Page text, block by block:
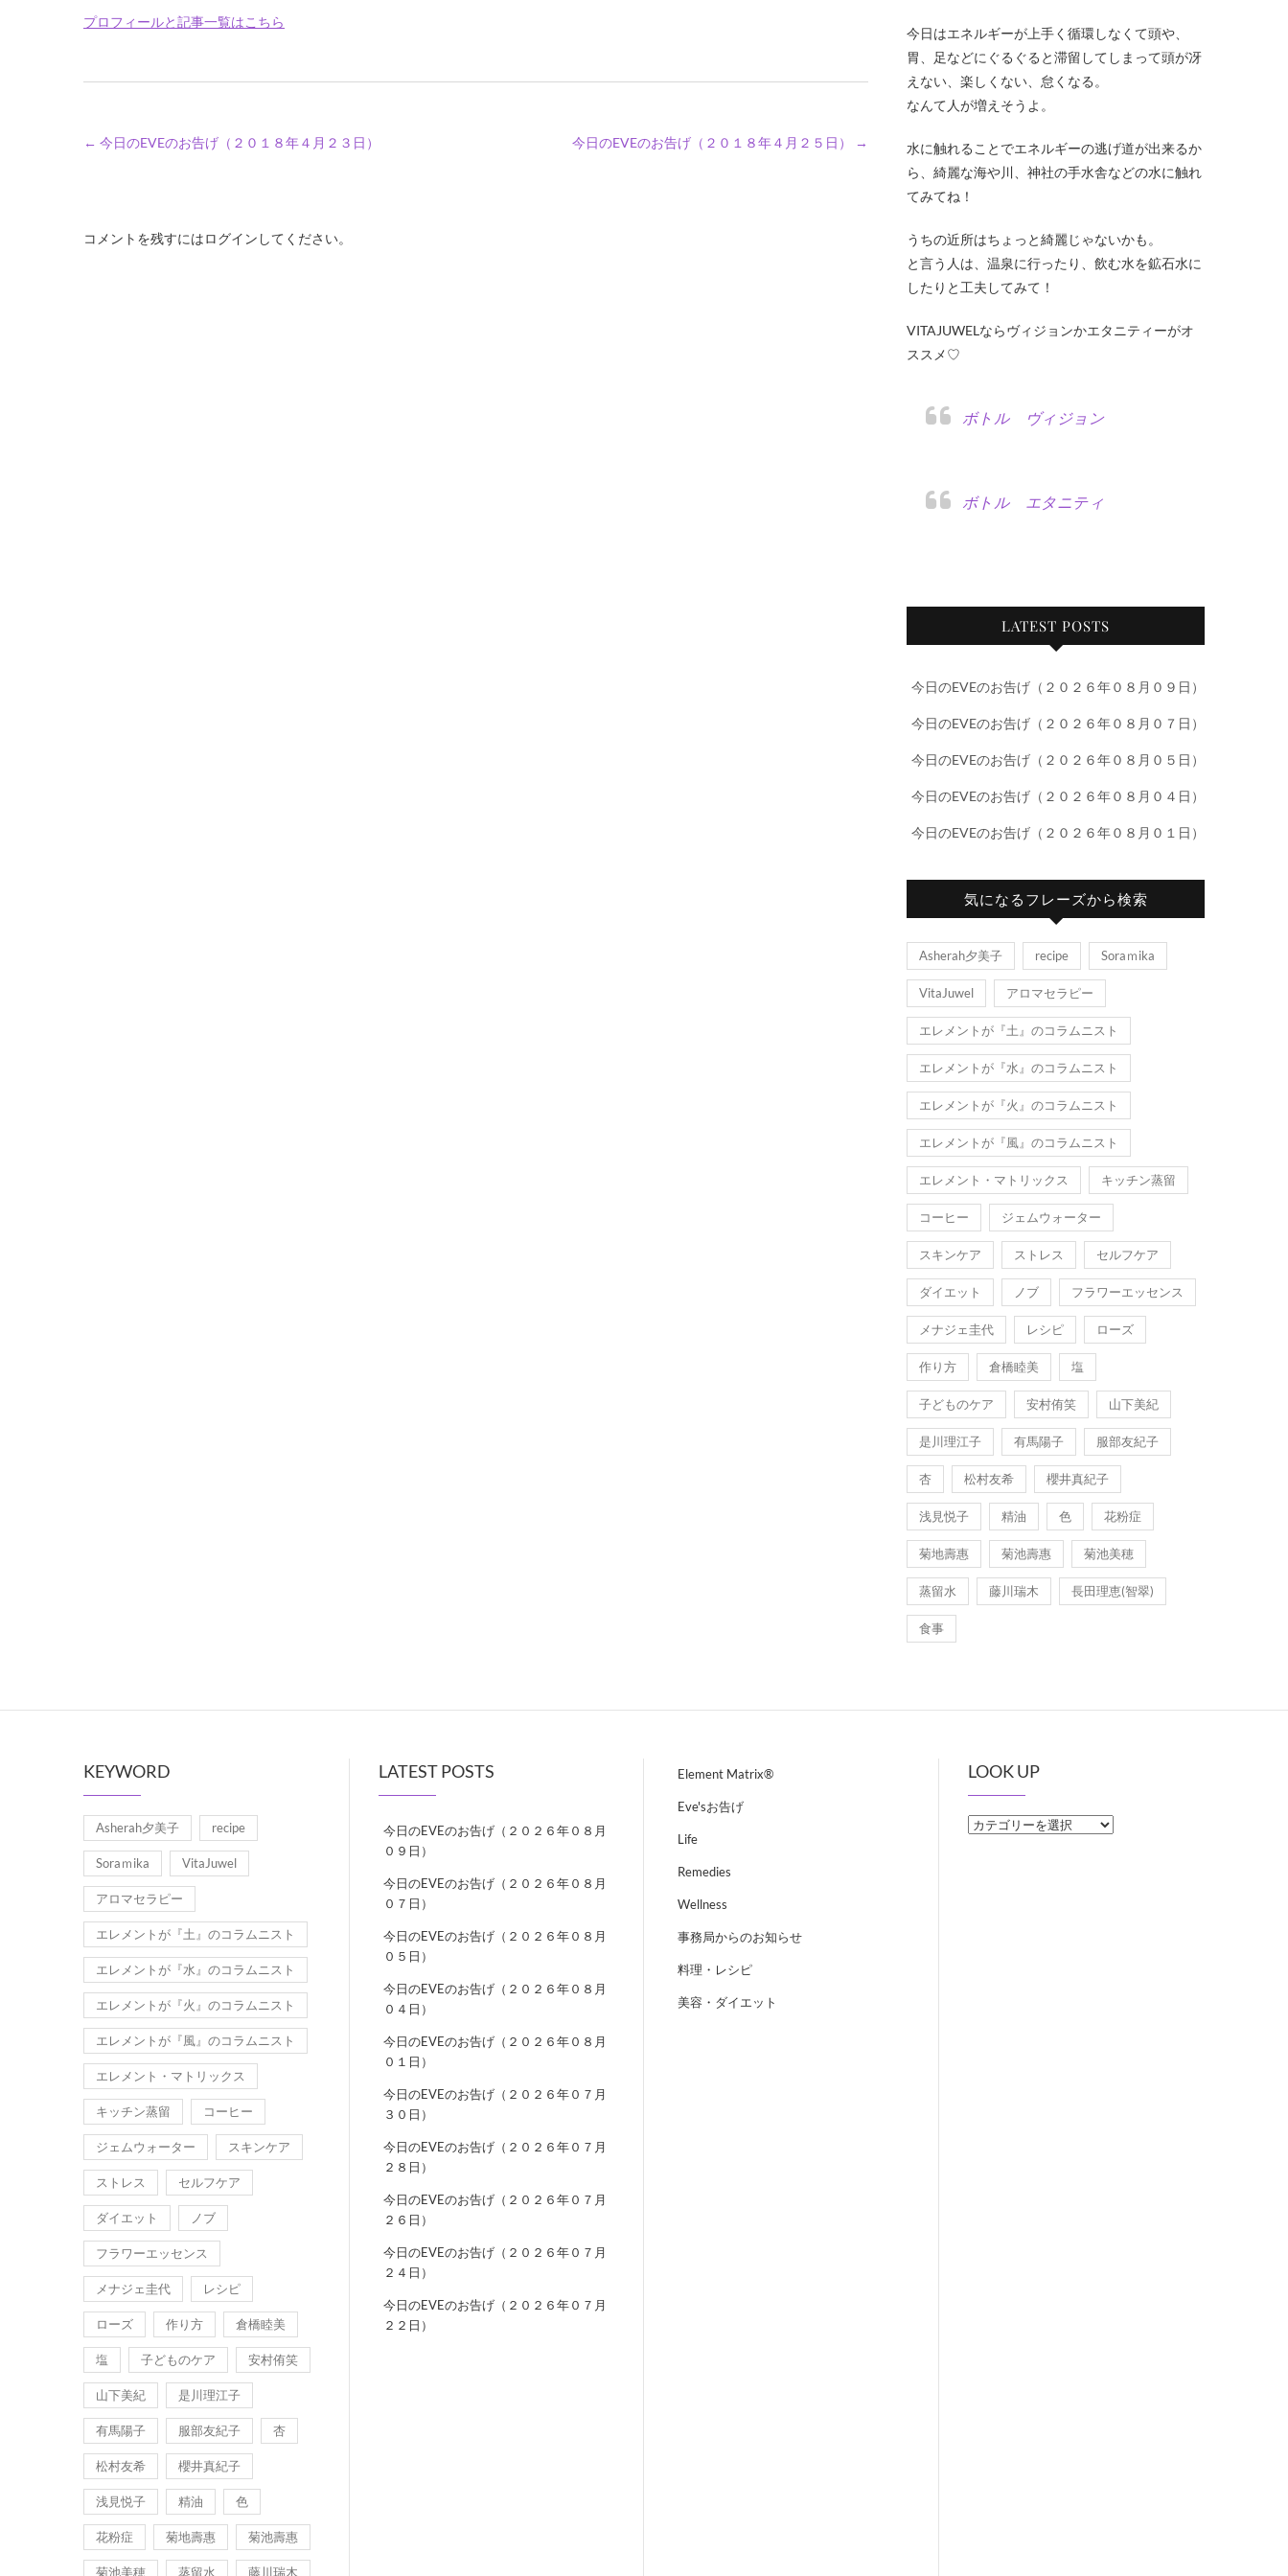
プロフィールと記事一覧はこちら
← 今日のEVEのお告げ（２０１８年４月２３日） 今日のEVEのお告げ（２０１８年４月２５日） →
コメントを残すにはログインしてください。
今日はエネルギーが上手く循環しなくて頭や、
胃、足などにぐるぐると滞留してしまって頭が冴
えない、楽しくない、怠くなる。
なんて人が増えそうよ。
水に触れることでエネルギーの逃げ道が出来るか
ら、綺麗な海や川、神社の手水舎などの水に触れ
てみてね！
うちの近所はちょっと綺麗じゃないかも。
と言う人は、温泉に行ったり、飲む水を鉱石水に
したりと工夫してみて！
VITAJUWELならヴィジョンかエタニティーがオ
ススメ♡
ボトル ヴィジョン
ボトル エタニティ
LATEST POSTS
今日のEVEのお告げ（２０２６年０８月０９日）
今日のEVEのお告げ（２０２６年０８月０７日）
今日のEVEのお告げ（２０２６年０８月０５日）
今日のEVEのお告げ（２０２６年０８月０４日）
今日のEVEのお告げ（２０２６年０８月０１日）
気になるフレーズから検索
Asherah夕美子 recipe Soraｍika
VitaJuwel アロマセラピー
エレメントが『土』のコラムニスト
エレメントが『水』のコラムニスト
エレメントが『火』のコラムニスト
エレメントが『風』のコラムニスト
エレメント・マトリックス キッチン蒸留
コーヒー ジェムウォーター
スキンケア ストレス セルフケア
ダイエット ノブ フラワーエッセンス
メナジェ圭代 レシピ ローズ
作り方 倉橋睦美 塩
子どものケア 安村侑笑 山下美紀
是川理江子 有馬陽子 服部友紀子
杏 松村友希 櫻井真紀子
浅見悦子 精油 色 花粉症
菊地壽惠 菊池壽惠 菊池美穂
蒸留水 藤川瑞木 長田理恵(智翠)
食事
KEYWORD
Asherah夕美子 recipe
Soraｍika VitaJuwel
アロマセラピー
エレメントが『土』のコラムニスト
エレメントが『水』のコラムニスト
エレメントが『火』のコラムニスト
エレメントが『風』のコラムニスト
エレメント・マトリックス
キッチン蒸留 コーヒー
ジェムウォーター スキンケア
ストレス セルフケア
ダイエット ノブ
フラワーエッセンス
メナジェ圭代 レシピ
ローズ 作り方 倉橋睦美
塩 子どものケア 安村侑笑
山下美紀 是川理江子
有馬陽子 服部友紀子 杏
松村友希 櫻井真紀子
浅見悦子 精油 色
花粉症 菊地壽惠 菊池壽惠
菊池美穂 蒸留水 藤川瑞木
LATEST POSTS
今日のEVEのお告げ（２０２６年０８月
０９日）
今日のEVEのお告げ（２０２６年０８月
０７日）
今日のEVEのお告げ（２０２６年０８月
０５日）
今日のEVEのお告げ（２０２６年０８月
０４日）
今日のEVEのお告げ（２０２６年０８月
０１日）
今日のEVEのお告げ（２０２６年０７月
３０日）
今日のEVEのお告げ（２０２６年０７月
２８日）
今日のEVEのお告げ（２０２６年０７月
２６日）
今日のEVEのお告げ（２０２６年０７月
２４日）
今日のEVEのお告げ（２０２６年０７月
２２日）
Element Matrix®
Eve'sお告げ
Life
Remedies
Wellness
事務局からのお知らせ
料理・レシピ
美容・ダイエット
LOOK UP
LOOK